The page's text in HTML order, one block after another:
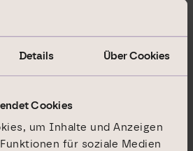
Details Über Cookies
Cookies
um Inhalte und Anzeigen
für soziale Medien
Joint Venture-Investments
Immobilienmanagement-
betreuen die Mieter
und -expertise
den Erhalt und die